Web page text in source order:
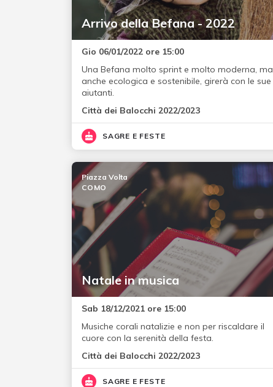
Arrivo della Befana - 2022
Gio 06/01/2022 ore 15:00
Una Befana molto sprint e molto moderna, ma
anche ecologica e sostenibile, girerà con le sue
aiutanti.
Città dei Balocchi 2022/2023
SAGRE E FESTE
Natale in musica
Piazza Volta
COMO
Sab 18/12/2021 ore 15:00
Musiche corali natalizie e non per riscaldare il
cuore con la serenità della festa.
Città dei Balocchi 2022/2023
SAGRE E FESTE